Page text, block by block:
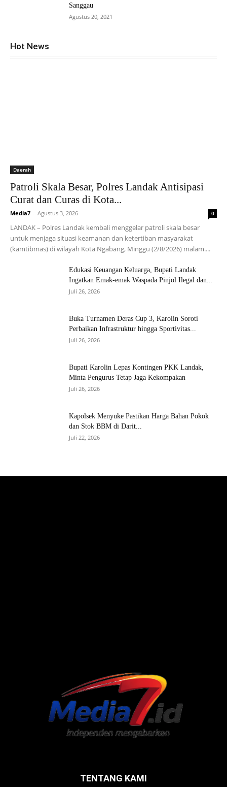
Sanggau
Agustus 20, 2021
Hot News
Daerah
Patroli Skala Besar, Polres Landak Antisipasi
Curat dan Curas di Kota...
Media7 - Agustus 3, 2026 0
LANDAK – Polres Landak kembali menggelar patroli skala besar
untuk menjaga situasi keamanan dan ketertiban masyarakat
(kamtibmas) di wilayah Kota Ngabang, Minggu (2/8/2026) malam....
Edukasi Keuangan Keluarga, Bupati Landak
Ingatkan Emak-emak Waspada Pinjol Ilegal dan...
Juli 26, 2026
Buka Turnamen Deras Cup 3, Karolin Soroti
Perbaikan Infrastruktur hingga Sportivitas...
Juli 26, 2026
Bupati Karolin Lepas Kontingen PKK Landak,
Minta Pengurus Tetap Jaga Kekompakan
Juli 26, 2026
Kapolsek Menyuke Pastikan Harga Bahan Pokok
dan Stok BBM di Darit...
Juli 22, 2026
TENTANG KAMI